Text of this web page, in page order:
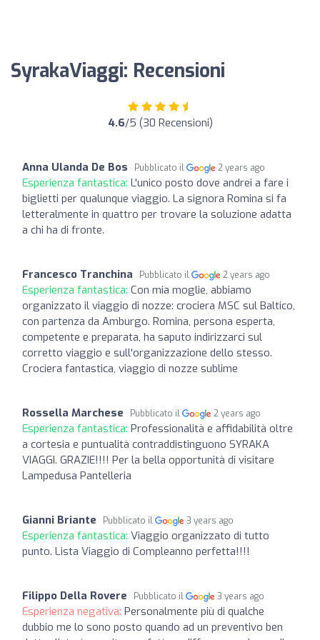
SyrakaViaggi: Recensioni
4.6/5 (30 Recensioni)
Anna Ulanda De Bos Pubblicato il 2 years ago
Esperienza fantastica: L'unico posto dove andrei a fare i
biglietti per qualunque viaggio. La signora Romina si fa
letteralmente in quattro per trovare la soluzione adatta
a chi ha di fronte.
Francesco Tranchina Pubblicato il 2 years ago
Esperienza fantastica: Con mia moglie, abbiamo
organizzato il viaggio di nozze: crociera MSC sul Baltico,
con partenza da Amburgo. Romina, persona esperta,
competente e preparata, ha saputo indirizzarci sul
corretto viaggio e sull'organizzazione dello stesso.
Crociera fantastica, viaggio di nozze sublime
Rossella Marchese Pubblicato il 2 years ago
Esperienza fantastica: Professionalità e affidabilità oltre
a cortesia e puntualità contraddistinguono SYRAKA
VIAGGI. GRAZIE!!!! Per la bella opportunità di visitare
Lampedusa Pantelleria
Gianni Briante Pubblicato il 3 years ago
Esperienza fantastica: Viaggio organizzato di tutto
punto. Lista Viaggio di Compleanno perfetta!!!!
Filippo Della Rovere Pubblicato il 3 years ago
Esperienza negativa: Personalmente più di qualche
dubbio me lo sono posto quando ad un preventivo ben